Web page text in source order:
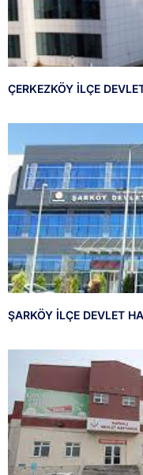
ÇERKEZKÖY İLÇE
ŞARKÖY İLÇE DEVLET